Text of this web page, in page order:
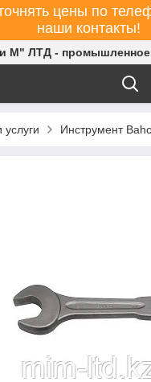
цены по
наши контакты!
ЛТД - промышленное
Инструмент